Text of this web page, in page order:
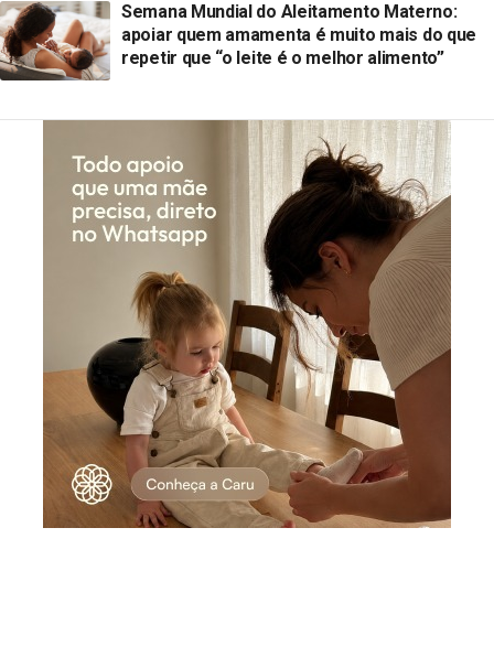
Semana Mundial do Aleitamento Materno:
apoiar quem amamenta é muito mais do que
repetir que “o leite é o melhor alimento”